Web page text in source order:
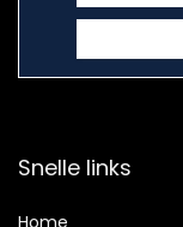
Snelle links
Home